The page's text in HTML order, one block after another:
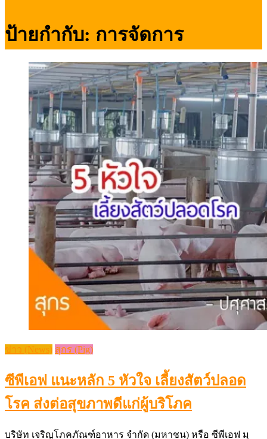
ป้ายกำกับ: การจัดการ
ข่าว (News) สุกร (Pig)
ซีพีเอฟ แนะหลัก 5 หัวใจ เลี้ยงสัตว์ปลอด
โรค ส่งต่อสุขภาพดีแก่ผู้บริโภค
บริษัท เจริญโภคภัณฑ์อาหาร จำกัด (มหาชน) หรือ ซีพีเอฟ มุ